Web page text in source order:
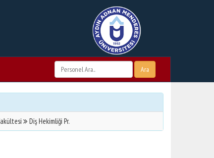
Ara
Diş Hekimliği Pr.